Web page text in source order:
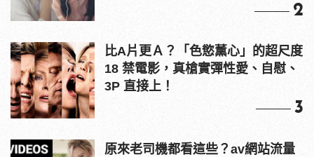
2
比A片更Ａ？「色慾薰心」的超尺度
18 禁電影，真槍實彈性愛、自慰、
3P 直接上！
3
原來老司機都看這些？av網站流量